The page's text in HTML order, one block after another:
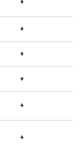
+
+
+
+
+
+